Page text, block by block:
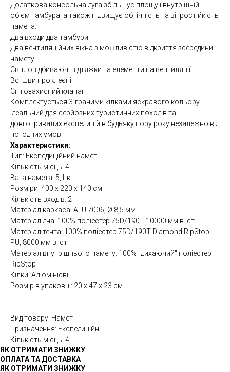
Додаткова консольна дуга збільшує площу і внутрішній
об'єм тамбура, а також підвищує обтічність та вітростійкість
намета.
Два входи два тамбури
Два вентиляційних вікна з можливістю відкриття зсередини
намету
Світловідбиваючі відтяжки та елементи на вентиляції
Всі шви проклеєні
Снігозахисний клапан
Комплектується 3-граними кілками яскравого кольору
Ідеальний для серйозних туристичних походів та
довготривалих експедицій в будьяку пору року незалежно від
погодних умов
Характеристики:
Тип: Експедиційний намет
Кількість місць: 4
Вага намета: 5,1 кг
Розміри: 400 х 220 x 140 см
Кількість входів: 2
Матеріал каркаса: ALU 7006, Ø 8,5 мм
Матеріал дна: 100% поліестер 75D/190T 10000 мм в. ст.
Матеріал тента: 100% поліестер 75D/190T Diamond RipStop
PU, 8000 мм в. ст.
Матеріал внутрішнього намету: 100% "дихаючий" поліестер
RipStop
Кілки: Алюмінієві
Розмір в упаковці: 20 x 47 x 23 см.
Вид товару: Намет
Призначення: Експедиційні
Кількість місць: 4
ЯК ОТРИМАТИ ЗНИЖКУ
ОПЛАТА ТА ДОСТАВКА
ЯК ОТРИМАТИ ЗНИЖКУ